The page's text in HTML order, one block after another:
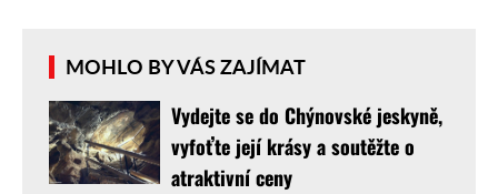
MOHLO BY VÁS ZAJÍMAT
Vydejte se do Chýnovské jeskyně,
vyfoťte její krásy a soutěžte o
atraktivní ceny